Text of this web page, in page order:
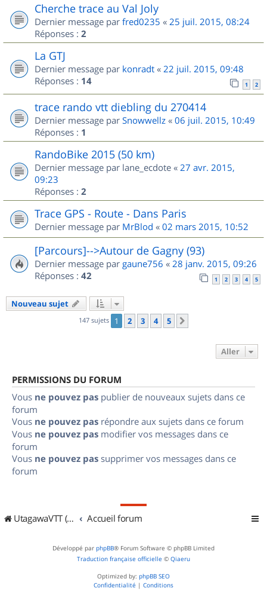
Cherche trace au Val Joly
Dernier message par fred0235 « 25 juil. 2015, 08:24
Réponses : 2
La GTJ
Dernier message par konradt « 22 juil. 2015, 09:48
Réponses : 14 1 2
trace rando vtt diebling du 270414
Dernier message par Snowwellz « 06 juil. 2015, 10:49
Réponses : 1
RandoBike 2015 (50 km)
Dernier message par lane_ecdote « 27 avr. 2015,
09:23
Réponses : 2
Trace GPS - Route - Dans Paris
Dernier message par MrBlod « 02 mars 2015, 10:52
[Parcours]-->Autour de Gagny (93)
Dernier message par gaune756 « 28 janv. 2015, 09:26
Réponses : 42 1 2 3 4 5
Nouveau sujet
147 sujets 1 2 3 4 5
Aller
PERMISSIONS DU FORUM
Vous ne pouvez pas publier de nouveaux sujets dans ce
forum
Vous ne pouvez pas répondre aux sujets dans ce forum
Vous ne pouvez pas modifier vos messages dans ce
forum
Vous ne pouvez pas supprimer vos messages dans ce
forum
UtagawaVTT (Randos VTT et VTTAE avec traces GPS) Accueil forum
Développé par phpBB® Forum Software © phpBB Limited
Traduction française officielle © Qiaeru
Optimized by: phpBB SEO
Confidentialité | Conditions